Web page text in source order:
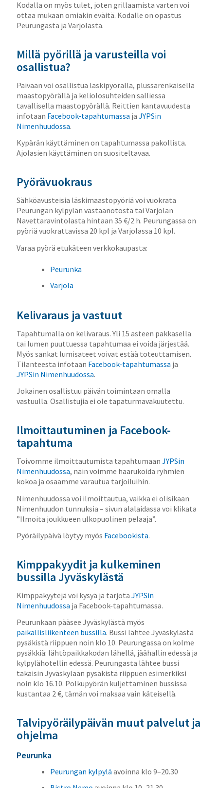
Kodalla on myös tulet, joten grillaamista varten voi
ottaa mukaan omiakin eväitä. Kodalle on opastus
Peurungasta ja Varjolasta.
Millä pyörillä ja varusteilla voi
osallistua?
Päivään voi osallistua läskipyörällä, plussarenkaisella
maastopyörällä ja keliolosuhteiden salliessa
tavallisella maastopyörällä. Reittien kantavuudesta
infotaan Facebook-tapahtumassa ja JYPSin
Nimenhuudossa.
Kypärän käyttäminen on tapahtumassa pakollista.
Ajolasien käyttäminen on suositeltavaa.
Pyörävuokraus
Sähköavusteisia läskimaastopyöriä voi vuokrata
Peurungan kylpylän vastaanotosta tai Varjolan
Navettaravintolasta hintaan 35 €/2 h. Peurungassa on
pyöriä vuokrattavissa 20 kpl ja Varjolassa 10 kpl.
Varaa pyörä etukäteen verkkokaupasta:
Peurunka
Varjola
Kelivaraus ja vastuut
Tapahtumalla on kelivaraus. Yli 15 asteen pakkasella
tai lumen puuttuessa tapahtumaa ei voida järjestää.
Myös sankat lumisateet voivat estää toteuttamisen.
Tilanteesta infotaan Facebook-tapahtumassa ja
JYPSin Nimenhuudossa.
Jokainen osallistuu päivän toimintaan omalla
vastuulla. Osallistujia ei ole tapaturmavakuutettu.
Ilmoittautuminen ja Facebook-
tapahtuma
Toivomme ilmoittautumista tapahtumaan JYPSin
Nimenhuudossa, näin voimme haarukoida ryhmien
kokoa ja osaamme varautua tarjoiluihin.
Nimenhuudossa voi ilmoittautua, vaikka ei olisikaan
Nimenhuudon tunnuksia – sivun alalaidassa voi klikata
”Ilmoita joukkueen ulkopuolinen pelaaja”.
Pyöräilypäivä löytyy myös Facebookista.
Kimppakyydit ja kulkeminen
bussilla Jyväskylästä
Kimppakyytejä voi kysyä ja tarjota JYPSin
Nimenhuudossa ja Facebook-tapahtumassa.
Peurunkaan pääsee Jyväskylästä myös
paikallisliikenteen bussilla. Bussi lähtee Jyväskylästä
pysäkistä riippuen noin klo 10. Peurungassa on kolme
pysäkkiä: lähtöpaikkakodan lähellä, jäähallin edessä ja
kylpylähotellin edessä. Peurungasta lähtee bussi
takaisin Jyväskylään pysäkistä riippuen esimerkiksi
noin klo 16.10. Polkupyörän kuljettaminen bussissa
kustantaa 2 €, tämän voi maksaa vain käteisellä.
Talvipyöräilypäivän muut palvelut ja
ohjelma
Peurunka
Peurungan kylpylä avoinna klo 9–20.30